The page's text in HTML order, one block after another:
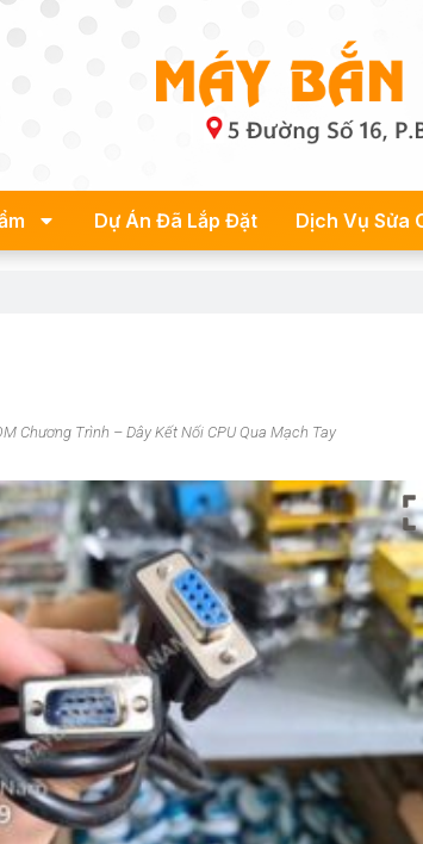
Dự Án Đã Lắp Đặt Dịch Vụ Sửa
Chương Trình – Dây Kết Nối CPU Qua Mạch Tay